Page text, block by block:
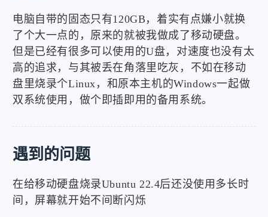
电脑自带的固态只有120GB，着实有点嫌小就换
了个大一点的，原来的就被我做成了移动硬盘。
但是已经有很多可以使用的U盘，对速度也没有太
高的追求，与其被丢在角落里吃灰，不如在移动
盘里烧录个Linux，和原本主机的Windows一起做
双系统使用，做个即插即用的备用系统。
遇到的问题
在给移动硬盘烧录Ubuntu 22.4后还没使用多长时
间，屏幕就开始不间断闪烁